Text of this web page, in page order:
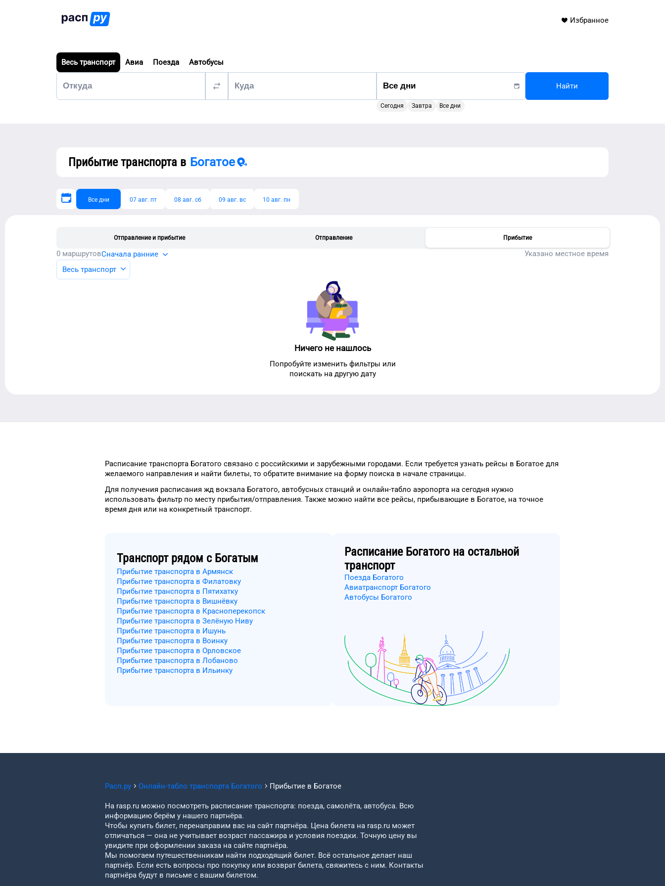
Избранное
Весь транспорт Авиа Поезда Автобусы
Сегодня Завтра Все дни
Найти
Прибытие транспорта в Богатое
Все дни 07 авг. пт 08 авг. сб 09 авг. вс 10 авг. пн
Отправление и прибытие Отправление Прибытие
0 маршрутовСначала ранние
Указано местное время
Весь транспорт
Ничего не нашлось
Попробуйте изменить фильтры или
поискать на другую дату
Расписание транспорта Богатого связано с российскими и зарубежными городами. Если требуется узнать рейсы в Богатое для
желаемого направления и найти билеты, то обратите внимание на форму поиска в начале страницы.
Для получения расписания жд вокзала Богатого, автобусных станций и онлайн-табло аэропорта на сегодня нужно
использовать фильтр по месту прибытия/отправления. Также можно найти все рейсы, прибывающие в Богатое, на точное
время дня или на конкретный транспорт.
Транспорт рядом с Богатым
Прибытие транспорта в Армянск
Прибытие транспорта в Филатовку
Прибытие транспорта в Пятихатку
Прибытие транспорта в Вишнёвку
Прибытие транспорта в Красноперекопск
Прибытие транспорта в Зелёную Ниву
Прибытие транспорта в Ишунь
Прибытие транспорта в Воинку
Прибытие транспорта в Орловское
Прибытие транспорта в Лобаново
Прибытие транспорта в Ильинку
Расписание Богатого на остальной
транспорт
Поезда Богатого
Авиатранспорт Богатого
Автобусы Богатого
Расп.ру Онлайн-табло транспорта Богатого Прибытие в Богатое
На rasp.ru можно посмотреть расписание транспорта: поезда, самолёта, автобуса. Всю
информацию берём у нашего партнёра.
Чтобы купить билет, перенаправим вас на сайт партнёра. Цена билета на rasp.ru может
отличаться — она не учитывает возраст пассажира и условия поездки. Точную цену вы
увидите при оформлении заказа на сайте партнёра.
Мы помогаем путешественникам найти подходящий билет. Всё остальное делает наш
партнёр. Если есть вопросы про покупку или возврат билета, свяжитесь с ним. Контакты
партнёра будут в письме с вашим билетом.